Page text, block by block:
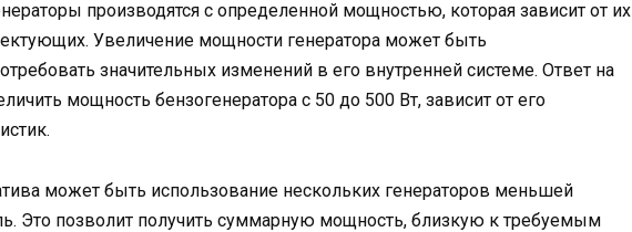
производятся с определенной мощностью, которая зависит от их
Увеличение мощности генератора может быть
значительных изменений в его внутренней системе. Ответ на
мощность бензогенератора с 50 до 500 Вт, зависит от его
может быть использование нескольких генераторов меньшей
Это позволит получить суммарную мощность, близкую к требуемым